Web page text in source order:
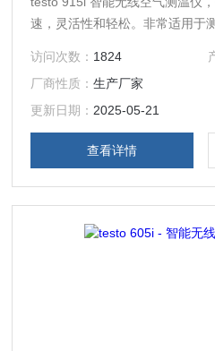
速，灵活性和轻松。非常适用于
电脑）或兼容的德图测量仪器。
观，测量数据清晰显示，可在现
可以与所有标准K型热电偶探头
访问次数： 1824
厂商性质：生产厂家
更新日期： 2025-05-21
查看详情